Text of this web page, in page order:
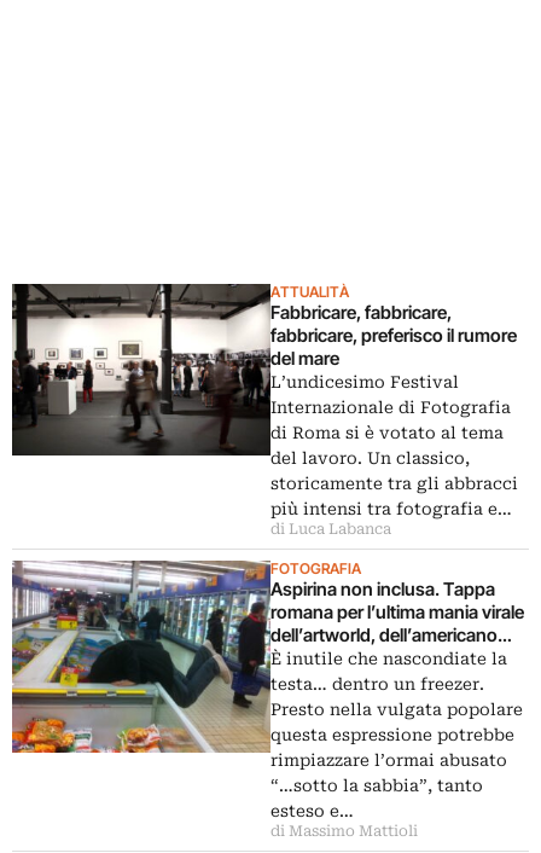
ATTUALITÀ
Fabbricare, fabbricare,
fabbricare, preferisco il rumore
del mare
L’undicesimo Festival
Internazionale di Fotografia
di Roma si è votato al tema
del lavoro. Un classico,
storicamente tra gli abbracci
più intensi tra fotografia e…
di Luca Labanca
FOTOGRAFIA
Aspirina non inclusa. Tappa
romana per l’ultima mania virale
dell’artworld, dell’americano
David Horvitz: raccogliere foto
di gente con la testa ficcata
dentro a un freezer…
È inutile che nascondiate la
testa… dentro un freezer.
Presto nella vulgata popolare
questa espressione potrebbe
rimpiazzare l’ormai abusato
“…sotto la sabbia”, tanto
esteso e…
di Massimo Mattioli